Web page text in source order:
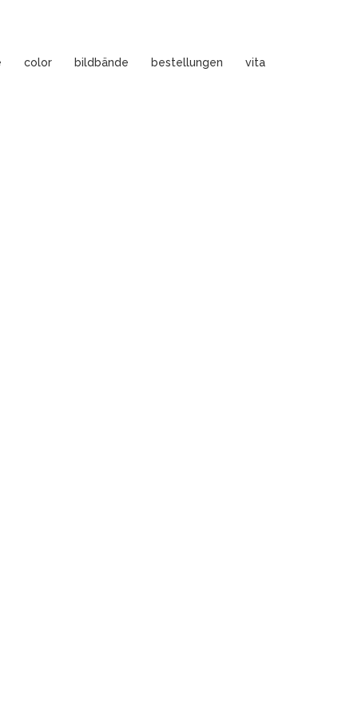
color bildbände bestellungen vita